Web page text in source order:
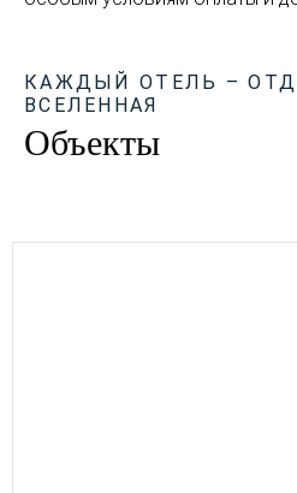
КАЖДЫЙ ОТЕЛЬ –
ВСЕЛЕННАЯ
Объекты